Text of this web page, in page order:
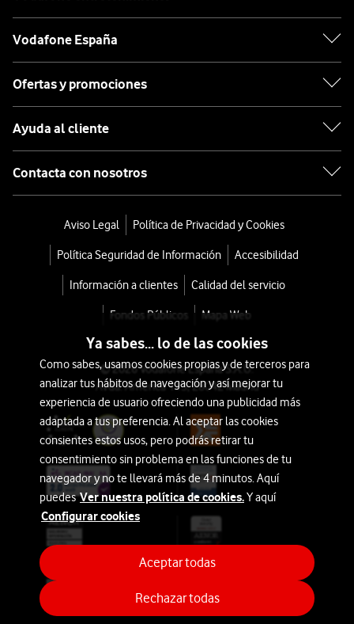
Vodafone España
Ofertas y promociones
Ayuda al cliente
Contacta con nosotros
Aviso Legal Política de Privacidad y Cookies
Política Seguridad de Información Accesibilidad
Información a clientes Calidad del servicio
Fondos Públicos Mapa Web
© 2026 Vodafone España S.A.U.
Avda. América 115, 28042 Madrid
Ya sabes... lo de las cookies
Como sabes, usamos cookies propias y de terceros para
analizar tus hábitos de navegación y así mejorar tu
experiencia de usuario ofreciendo una publicidad más
adaptada a tus preferencia. Al aceptar las cookies
consientes estos usos, pero podrás retirar tu
consentimiento sin problema en las funciones de tu
navegador y no te llevará más de 4 minutos. Aquí
puedesVer nuestra política de cookies.Y aquí
Configurar cookies
Rechazar todas
Aceptar todas